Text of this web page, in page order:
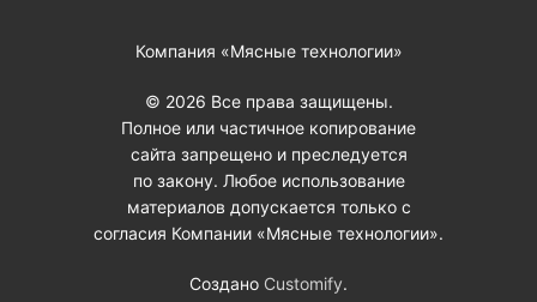
Компания «Мясные технологии»
© 2026 Все права защищены.
Полное или частичное копирование
сайта запрещено и преследуется
по закону. Любое использование
материалов допускается только с
согласия Компании «Мясные технологии».
Создано Customify.